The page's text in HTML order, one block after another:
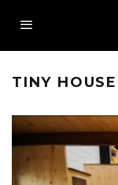
TINY HOUSE